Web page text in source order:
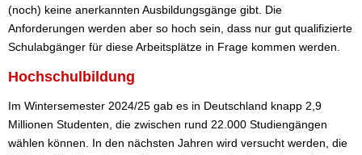
(noch) keine anerkannten Ausbildungsgänge gibt. Die
Anforderungen werden aber so hoch sein, dass nur gut qualifizierte
Schulabgänger für diese Arbeitsplätze in Frage kommen werden.
Hochschulbildung
Im Wintersemester 2024/25 gab es in Deutschland knapp 2,9
Millionen Studenten, die zwischen rund 22.000 Studiengängen
wählen können. In den nächsten Jahren wird versucht werden, die